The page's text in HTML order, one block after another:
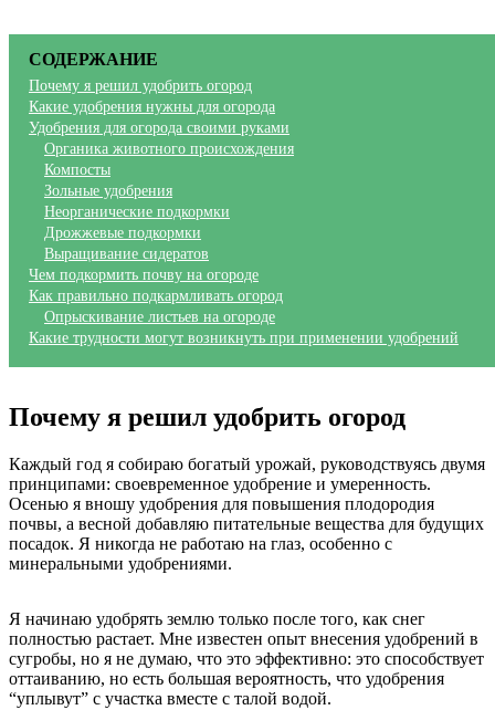
СОДЕРЖАНИЕ
Почему я решил удобрить огород
Какие удобрения нужны для огорода
Удобрения для огорода своими руками
Органика животного происхождения
Компосты
Зольные удобрения
Неорганические подкормки
Дрожжевые подкормки
Выращивание сидератов
Чем подкормить почву на огороде
Как правильно подкармливать огород
Опрыскивание листьев на огороде
Какие трудности могут возникнуть при применении удобрений
Почему я решил удобрить огород
Каждый год я собираю богатый урожай, руководствуясь двумя
принципами: своевременное удобрение и умеренность.
Осенью я вношу удобрения для повышения плодородия
почвы, а весной добавляю питательные вещества для будущих
посадок. Я никогда не работаю на глаз, особенно с
минеральными удобрениями.
Я начинаю удобрять землю только после того, как снег
полностью растает. Мне известен опыт внесения удобрений в
сугробы, но я не думаю, что это эффективно: это способствует
оттаиванию, но есть большая вероятность, что удобрения
“уплывут” с участка вместе с талой водой.